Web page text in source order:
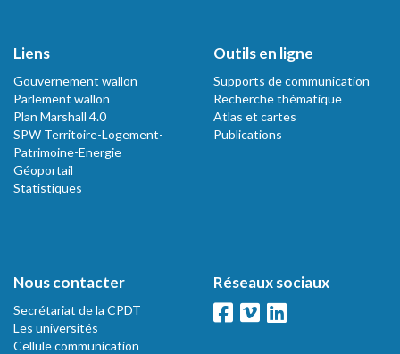
Liens
Gouvernement wallon
Parlement wallon
Plan Marshall 4.0
SPW Territoire-Logement-
Patrimoine-Energie
Géoportail
Statistiques
Outils en ligne
Supports de communication
Recherche thématique
Atlas et cartes
Publications
Nous contacter
Secrétariat de la CPDT
Les universités
Cellule communication
Réseaux sociaux